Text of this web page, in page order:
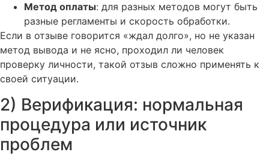
Метод оплаты: для разных методов могут быть
разные регламенты и скорость обработки.
Если в отзыве говорится «ждал долго», но не указан
метод вывода и не ясно, проходил ли человек
проверку личности, такой отзыв сложно применять к
своей ситуации.
2) Верификация: нормальная
процедура или источник
проблем